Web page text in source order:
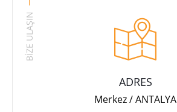
BİZE ULAŞIN
ADRES
Merkez / ANTALYA